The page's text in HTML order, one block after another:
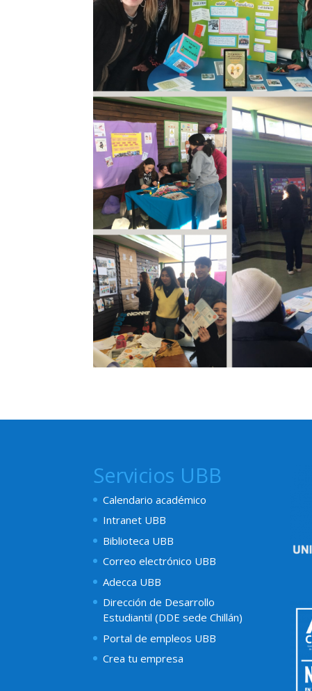
Servicios UBB
Calendario académico
Intranet UBB
Biblioteca UBB
Correo electrónico UBB
Adecca UBB
Dirección de Desarrollo
Estudiantil (DDE sede Chillán)
Portal de empleos UBB
Crea tu empresa